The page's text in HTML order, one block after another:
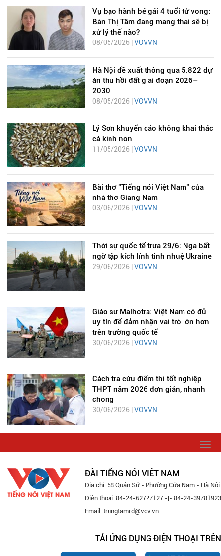
Vụ bạo hành bé gái 4 tuổi tử vong:
Bàn Thị Tâm đang mang thai sẽ bị
xử lý thế nào?
08/05/2026 | VOVVN
Hà Nội đề xuất thông qua 5.822 dự
án thu hồi đất giai đoạn 2026–
2030
08/05/2026 | VOVVN
Lý Sơn khuyến cáo không khai thác
cá kình non
11/05/2026 | VOVVN
Bài thơ "Tiếng nói Việt Nam" của
nhà thơ Giang Nam
03/06/2026 | VOVVN
Thời sự quốc tế trưa 29/6: Nga bất
ngờ tập kích lính tinh nhuệ Ukraine
29/06/2026 | VOVVN
Giáo sư Malhotra: Việt Nam có đủ
uy tín để đảm nhận vai trò lớn hơn
trên trường quốc tế
30/06/2026 | VOVVN
Cách tra cứu điểm thi tốt nghiệp
THPT năm 2026 đơn giản, nhanh
chóng
30/06/2026 | VOVVN
ĐÀI TIẾNG NÓI VIỆT NAM
Địa chỉ: 58 Quán Sứ - Phường Cửa Nam - Hà Nội
Điện thoại: 84-24-62727127 -|- 84-24-39781923
Email: trungtamrd@vov.vn
TẢI ỨNG DỤNG ĐIỆN THOẠI TRÊN